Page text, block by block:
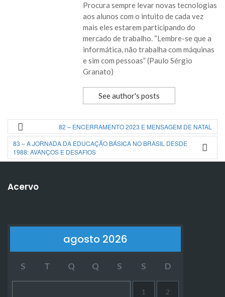
Procura sempre levar novas tecnologias
aos alunos com o intuito de cada vez
mais eles estarem participando do
mercado de trabalho. “Lembre-se que a
informática, não trabalha com máquinas
e sim com pessoas” (Paulo Sérgio
Granato)
See author's posts
82 – ENCERRAMENTO 2023 E MENSAGEM DE NATAL
83 – A JORNADA DA EDUCAÇÃO BÁSICA NO BRASIL DESDE
1988: AVANÇOS E DESAFIOS
Acervo
agosto 2026
S T Q Q S S D
1 2